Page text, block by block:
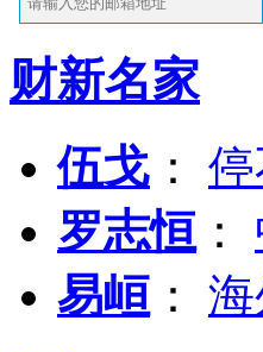
财新名家
伍戈 ：
罗志恒 ：
易峘 ：